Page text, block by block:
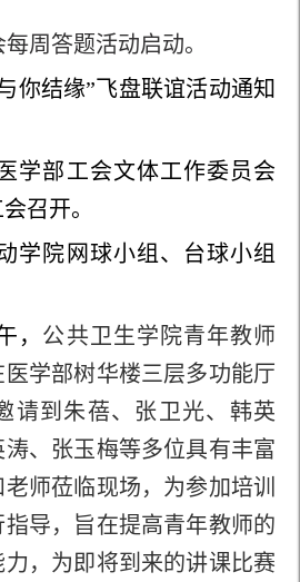
周答题活动启动。
你结缘”飞盘联谊活动通知
学部工会文体工作委员会
召开。
学院网球小组、台球小组
， 公共卫生学院青年教师
学部树华楼三层多功能厅
请到朱蓓、张卫光、韩英
、张玉梅等多位具有丰富
师莅临现场，为参加培训
导，旨在提高青年教师的
，为即将到来的讲课比赛